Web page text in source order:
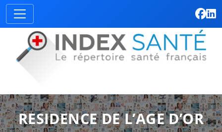
RESIDENCE DE L’AGE D’OR